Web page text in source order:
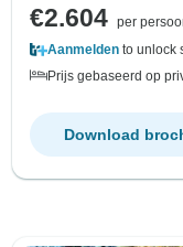
€2.604 per
Aanmelden to unlock
Prijs gebaseerd op
Download